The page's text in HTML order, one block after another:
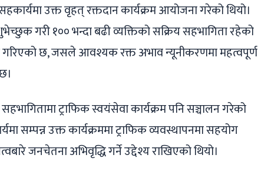
उक्त वृहत् रक्तदान कार्यक्रम आयोजना गरेको थियो।
गरी १०० भन्दा बढी व्यक्तिको सक्रिय सहभागिता रहेको
गरिएको छ, जसले आवश्यक रक्त अभाव न्यूनीकरणमा महत्वपूर्ण
ट्राफिक स्वयंसेवा कार्यक्रम पनि सञ्चालन गरेको
सम्पन्न उक्त कार्यक्रममा ट्राफिक व्यवस्थापनमा सहयोग
जनचेतना अभिवृद्धि गर्ने उद्देश्य राखिएको थियो।